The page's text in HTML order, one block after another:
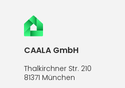
CAALA GmbH
Thalkirchner Str. 210
81371 München